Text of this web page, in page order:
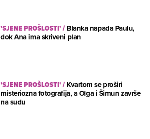
'SJENE PROŠLOSTI'/Blanka napada Paulu,
dok Ana ima skriveni plan
'SJENE PROŠLOSTI'/Kvartom se proširi
misteriozna fotografija, a Olga i Šimun završe
na sudu